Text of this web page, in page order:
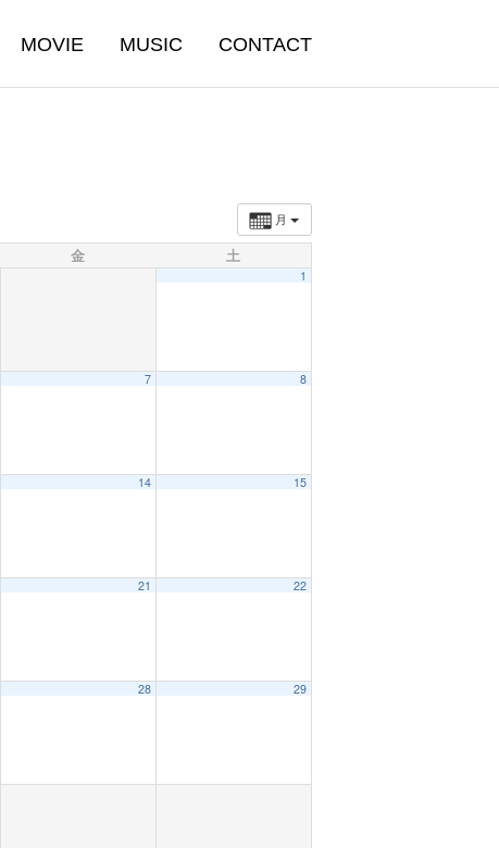
MOVIE MUSIC CONTACT
月
金 土
1
7 8
14 15
21 22
28 29